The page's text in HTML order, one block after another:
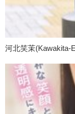
河北笑茉(Kawakita-